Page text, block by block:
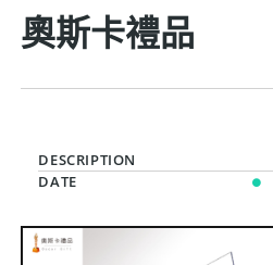
奧斯卡禮品
DESCRIPTION
DATE